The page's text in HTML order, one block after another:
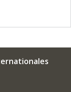
nineteenth century.
and held
University of
and the
to UdeM.